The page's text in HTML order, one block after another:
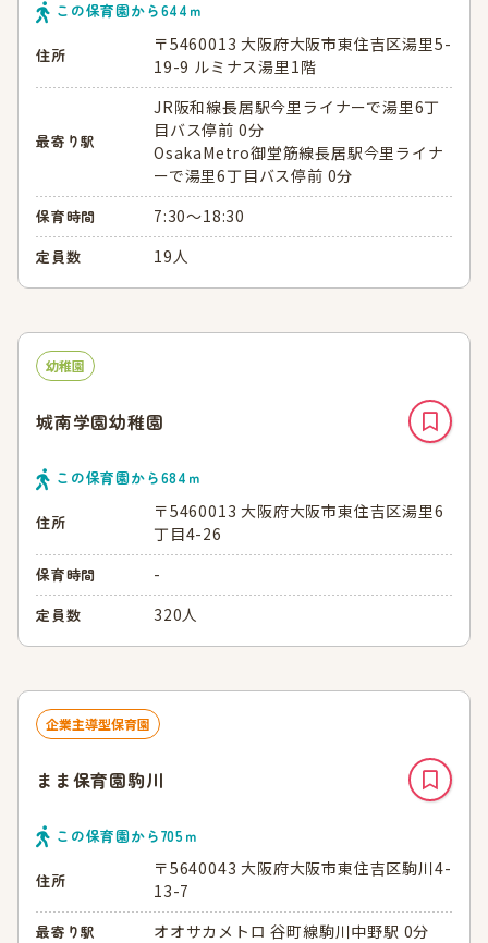
この保育園から644 ｍ
住所
〒5460013 大阪府大阪市東住吉区湯里5-
19-9 ルミナス湯里1階
最寄り駅
JR阪和線長居駅今里ライナーで湯里6丁
目バス停前 0分
OsakaMetro御堂筋線長居駅今里ライナ
ーで湯里6丁目バス停前 0分
保育時間 7:30～18:30
定員数 19人
幼稚園
城南学園幼稚園
この保育園から684 ｍ
住所
〒5460013 大阪府大阪市東住吉区湯里6
丁目4-26
保育時間 -
定員数 320人
企業主導型保育園
まま保育園駒川
この保育園から705ｍ
住所
〒5640043 大阪府大阪市東住吉区駒川4-
13-7
最寄り駅 オオサカメトロ 谷町線駒川中野駅 0分